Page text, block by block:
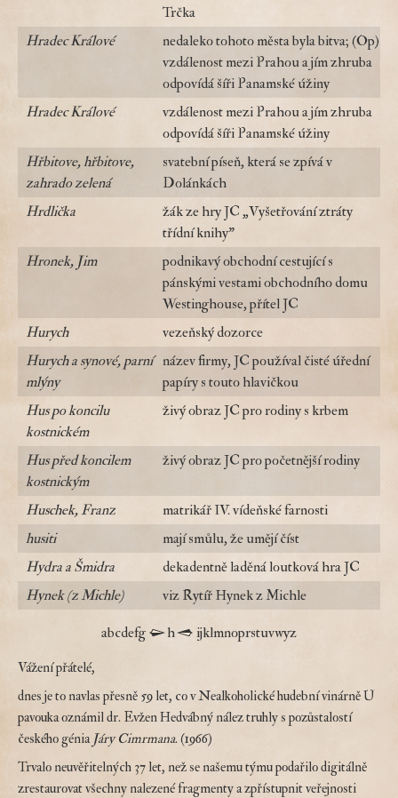
Trčka
Hradec Králové
nedaleko tohoto města byla bitva; (Op)
vzdálenost mezi Prahou a jím zhruba
odpovídá šíři Panamské úžiny
Hradec Králové
vzdálenost mezi Prahou a jím zhruba
odpovídá šíři Panamské úžiny
Hřbitove, hřbitove,
zahrado zelená
svatební píseň, která se zpívá v
Dolánkách
Hrdlička
žák ze hry JC „Vyšetřování ztráty
třídní knihy"
Hronek, Jim
podnikavý obchodní cestující s
pánskými vestami obchodního domu
Westinghouse, přítel JC
Hurych
vezeňský dozorce
Hurych a synové, parní
mlýny
název firmy, JC používal čisté úřední
papíry s touto hlavičkou
Hus po koncilu
kostnickém
živý obraz JC pro rodiny s krbem
Hus před koncilem
kostnickým
živý obraz JC pro početnější rodiny
Huschek, Franz
matrikář IV. vídeňské farnosti
husiti
mají smůlu, že umějí číst
Hydra a Šmidra
dekadentně laděná loutková hra JC
Hynek (z Michle)
viz Rytíř Hynek z Michle
abcdefg h ijklmnoprstuvwyz
Vážení přátelé,
dnes je to navlas přesně 59 let, co v Nealkoholické hudební vinárně U
pavouka oznámil dr. Evžen Hedvábný nález truhly s pozůstalostí
českého génia Járy Cimrmana. (1966)
Trvalo neuvěřitelných 37 let, než se našemu týmu podařilo digitálně
zrestaurovat všechny nalezené fragmenty a zpřístupnit veřejnosti